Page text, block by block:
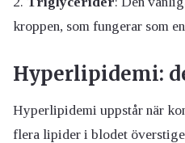
kroppen, som fungerar som
Hyperlipidemi:
Hyperlipidemi uppstår när
flera lipider i blodet